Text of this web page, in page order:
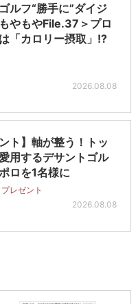
ルフ“勝手に”ダイジ
やもやFile.37＞プロ
「カロリー摂取」!?
2026.08.08
ント】軸が整う！トッ
用するデサントゴル
ロを1名様に
プレゼント
2026.08.08